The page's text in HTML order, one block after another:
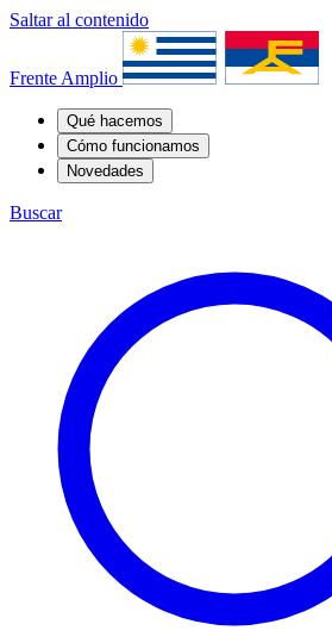
Saltar al contenido
Frente Amplio
Qué hacemos
Cómo funcionamos
Novedades
Buscar